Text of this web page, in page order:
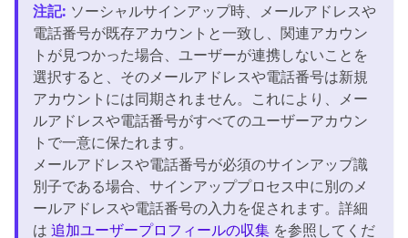
注記: ソーシャルサインアップ時、メールアドレスや
電話番号が既存アカウントと一致し、関連アカウン
トが見つかった場合、ユーザーが連携しないことを
選択すると、そのメールアドレスや電話番号は新規
アカウントには同期されません。これにより、メー
ルアドレスや電話番号がすべてのユーザーアカウン
トで一意に保たれます。
メールアドレスや電話番号が必須のサインアップ識
別子である場合、サインアッププロセス中に別のメ
ールアドレスや電話番号の入力を促されます。詳細
は 追加ユーザープロフィールの収集 を参照してくだ